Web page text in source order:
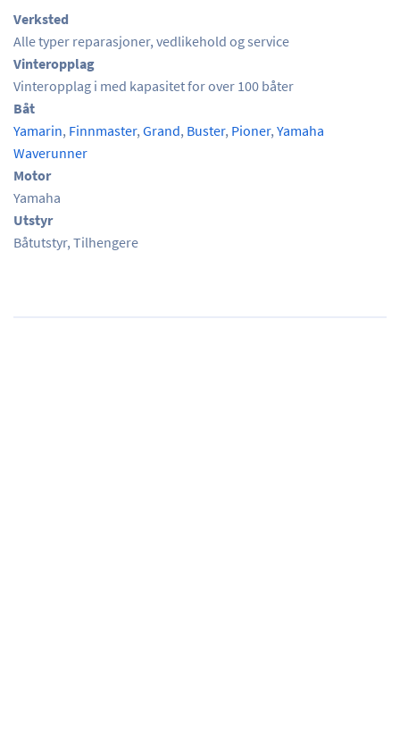
Verksted
Alle typer reparasjoner, vedlikehold og service
Vinteropplag
Vinteropplag i med kapasitet for over 100 båter
Båt
Yamarin, Finnmaster, Grand, Buster, Pioner, Yamaha
Waverunner
Motor
Yamaha
Utstyr
Båtutstyr, Tilhengere